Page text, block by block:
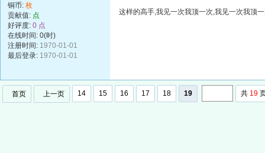
铜币: 枚
贡献值: 点
好评度: 0 点
在线时间: 0(时)
注册时间: 1970-01-01
最后登录: 1970-01-01
这样的高手,我见一次我顶一次,我见一次我顶
首页 上一页 14 15 16 17 18 19 共 19